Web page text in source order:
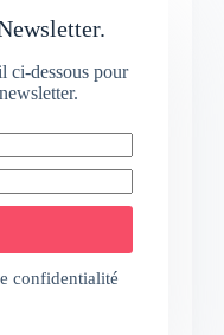
ci-dessous pour
confidentialité